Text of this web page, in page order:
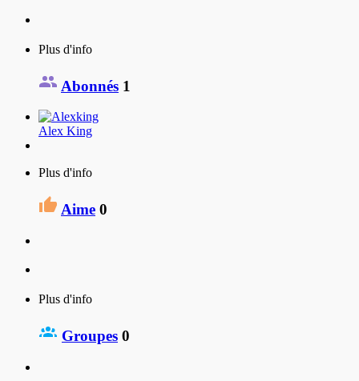
Plus d'info
Abonnés 1
Alex King
Plus d'info
Aime 0
Plus d'info
Groupes 0